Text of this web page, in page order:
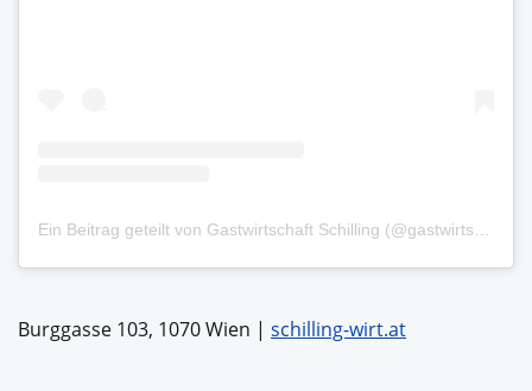
Ein Beitrag geteilt von Gastwirtschaft Schilling (@gastwirtschaftschilling)
Burggasse 103, 1070 Wien | schilling-wirt.at